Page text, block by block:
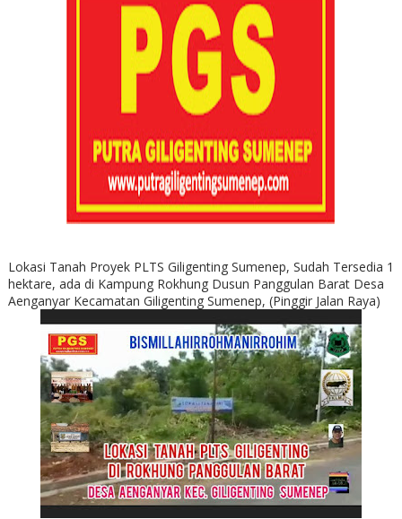
Lokasi Tanah Proyek PLTS Giligenting Sumenep, Sudah Tersedia 1
hektare, ada di Kampung Rokhung Dusun Panggulan Barat Desa
Aenganyar Kecamatan Giligenting Sumenep, (Pinggir Jalan Raya)